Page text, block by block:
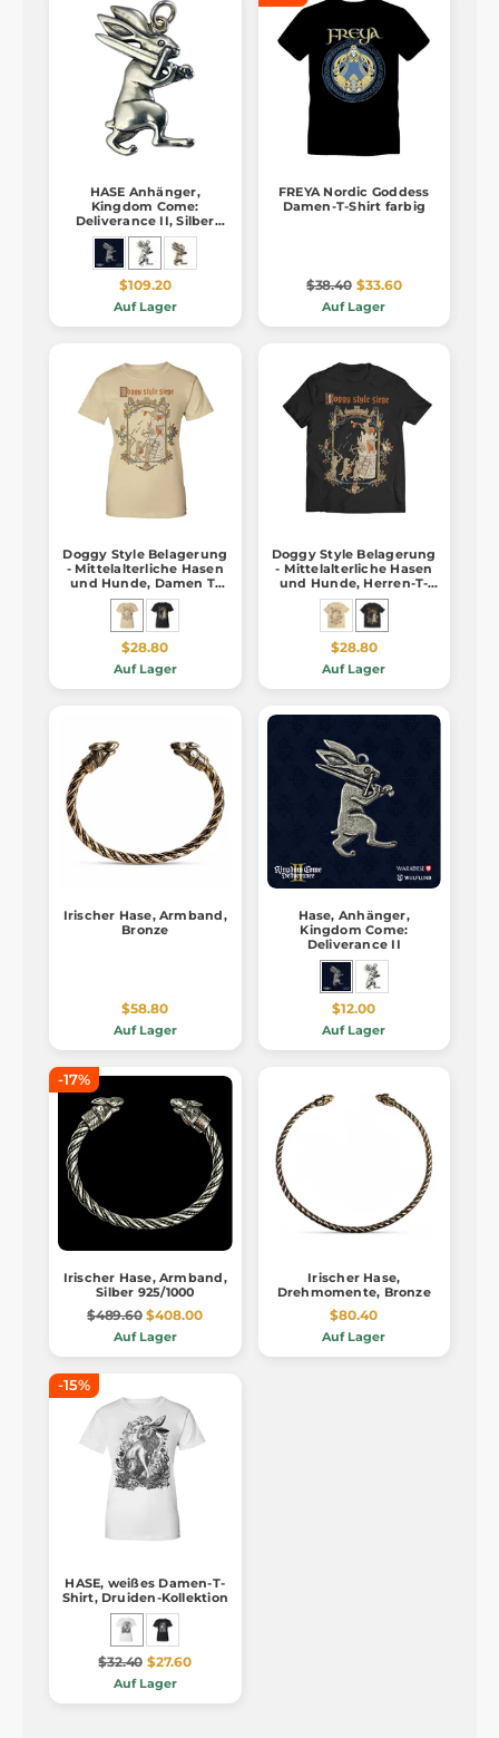
HASE Anhänger,
Kingdom Come:
Deliverance II, Silber
925/1000
$109.20
Auf Lager
FREYA Nordic Goddess
Damen-T-Shirt farbig
$38.40 $33.60
Auf Lager
Doggy Style Belagerung
- Mittelalterliche Hasen
und Hunde, Damen T-
Shirt
$28.80
Auf Lager
Doggy Style Belagerung
- Mittelalterliche Hasen
und Hunde, Herren-T-
Shirt, schwarz
$28.80
Auf Lager
Irischer Hase, Armband,
Bronze
$58.80
Auf Lager
Hase, Anhänger,
Kingdom Come:
Deliverance II
$12.00
Auf Lager
-17%
Irischer Hase, Armband,
Silber 925/1000
$489.60 $408.00
Auf Lager
Irischer Hase,
Drehmomente, Bronze
$80.40
Auf Lager
-15%
HASE, weißes Damen-T-
Shirt, Druiden-Kollektion
$32.40 $27.60
Auf Lager